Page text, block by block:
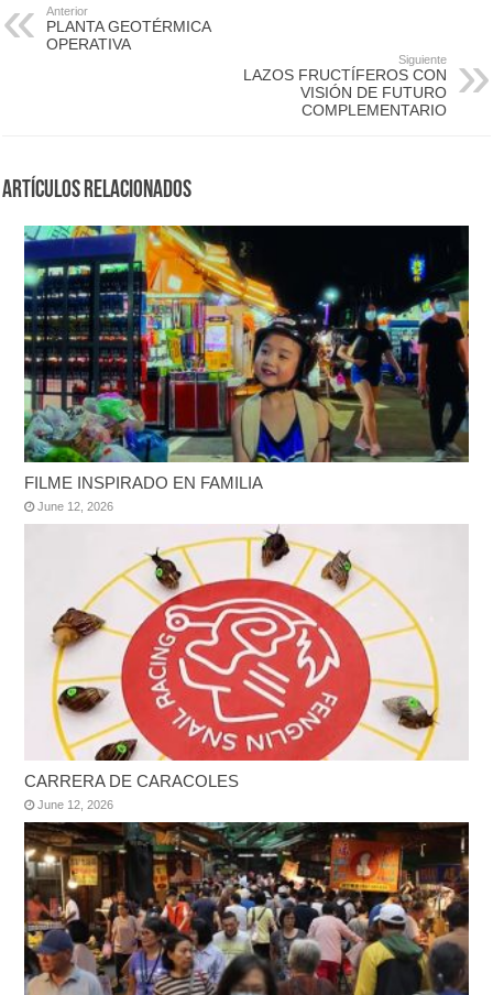
Anterior
PLANTA GEOTÉRMICA
OPERATIVA
Siguiente
LAZOS FRUCTÍFEROS CON
VISIÓN DE FUTURO
COMPLEMENTARIO
Artículos Relacionados
FILME INSPIRADO EN FAMILIA
June 12, 2026
CARRERA DE CARACOLES
June 12, 2026